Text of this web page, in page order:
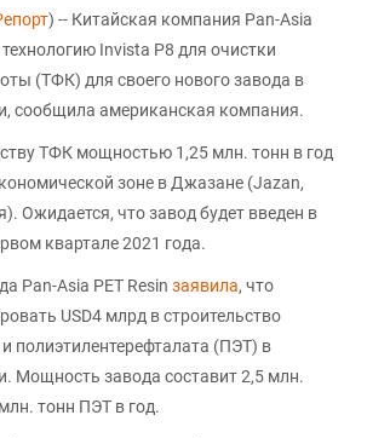
) -- Китайская компания Pan-Asia
Invista P8 для очистки
(ТФК) для своего нового завода в
сообщила американская компания.
ТФК мощностью 1,25 млн. тонн в год
зоне в Джазане (Jazan,
Ожидается, что завод будет введен в
квартале 2021 года.
Pan-Asia PET Resin заявила, что
USD4 млрд в строительство
полиэтилентерефталата (ПЭТ) в
Мощность завода составит 2,5 млн.
тонн ПЭТ в год.